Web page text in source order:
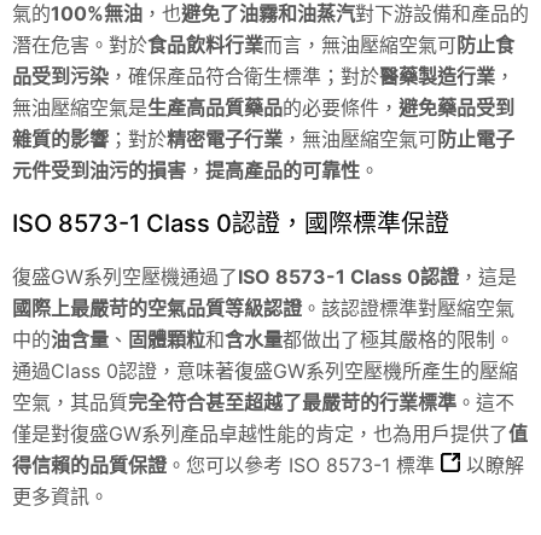
氣的100%無油 ，也避免了油霧和油蒸汽對下游設備和產品的
潛在危害。對於食品飲料行業而言，無油壓縮空氣可防止食
品受到污染 ，確保產品符合衛生標準；對於醫藥製造行業 ，
無油壓縮空氣是生產高品質藥品的必要條件， 避免藥品受到
雜質的影響 ；對於精密電子行業 ，無油壓縮空氣可防止電子
元件受到油污的損害 ， 提高產品的可靠性 。
ISO 8573-1 Class 0認證，國際標準保證
復盛GW系列空壓機通過了ISO 8573-1 Class 0認證 ，這是
國際上最嚴苛的空氣品質等級認證 。該認證標準對壓縮空氣
中的油含量 、 固體顆粒和含水量都做出了極其嚴格的限制。
通過Class 0認證，意味著復盛GW系列空壓機所產生的壓縮
空氣，其品質完全符合甚至超越了最嚴苛的行業標準 。這不
僅是對復盛GW系列產品卓越性能的肯定，也為用戶提供了值
得信賴的品質保證 。您可以參考 ISO 8573-1 標準
以瞭解
更多資訊。